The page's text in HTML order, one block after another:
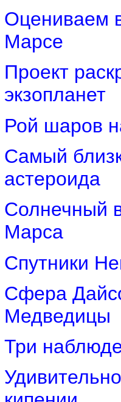
Оцениваем
Марсе
Проект
экзопланет
Рой шаров
Самый
астероида
Солнечный
Марса
Спутники
Сфера
Медведицы
Три